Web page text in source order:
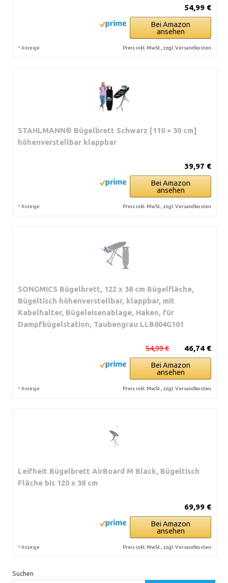
54,99 €
Bei Amazon
ansehen
* Anzeige Preis inkl. MwSt., zzgl. Versandkosten
STAHLMANN® Bügelbrett Schwarz [110 × 30 cm]
höhenverstellbar klappbar
39,97 €
Bei Amazon
ansehen
* Anzeige Preis inkl. MwSt., zzgl. Versandkosten
SONGMICS Bügelbrett, 122 x 38 cm Bügelfläche,
Bügeltisch höhenverstellbar, klappbar, mit
Kabelhalter, Bügeleisenablage, Haken, für
Dampfbügelstation, Taubengrau LLB004G101
46,74 €
54,99 €
Bei Amazon
ansehen
* Anzeige Preis inkl. MwSt., zzgl. Versandkosten
Leifheit Bügelbrett AirBoard M Black, Bügeltisch
Fläche bis 120 x 38 cm
69,99 €
Bei Amazon
ansehen
* Anzeige Preis inkl. MwSt., zzgl. Versandkosten
Suchen